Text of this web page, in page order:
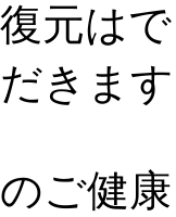
元は
きま
ご健